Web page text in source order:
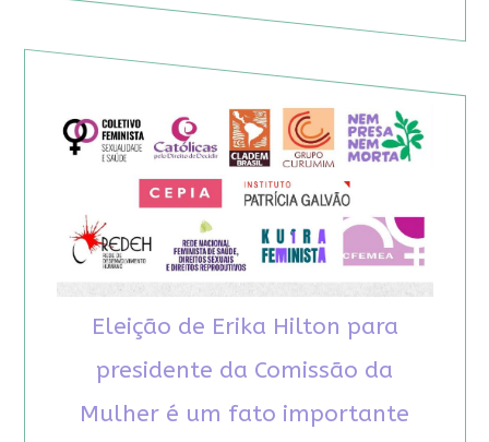
Eleição de Erika Hilton para
presidente da Comissão da
Mulher é um fato importante